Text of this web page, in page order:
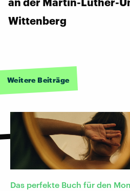
Wittenberg
Weitere Beiträge
Das perfekte Buch für den